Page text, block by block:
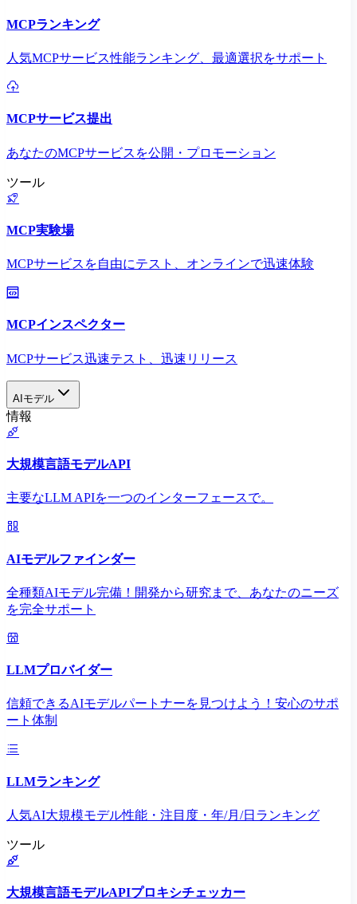
MCPランキング
人気MCPサービス性能ランキング、最適選択をサポート
MCPサービス提出
あなたのMCPサービスを公開・プロモーション
ツール
MCP実験場
MCPサービスを自由にテスト、オンラインで迅速体験
MCPインスペクター
MCPサービス迅速テスト、迅速リリース
AIモデル
情報
大規模言語モデルAPI
主要なLLM APIを一つのインターフェースで。
AIモデルファインダー
全種類AIモデル完備！開発から研究まで、あなたのニーズ
を完全サポート
LLMプロバイダー
信頼できるAIモデルパートナーを見つけよう！安心のサポ
ート体制
LLMランキング
人気AI大規模モデル性能・注目度・年/月/日ランキング
ツール
大規模言語モデルAPIプロキシチェッカー